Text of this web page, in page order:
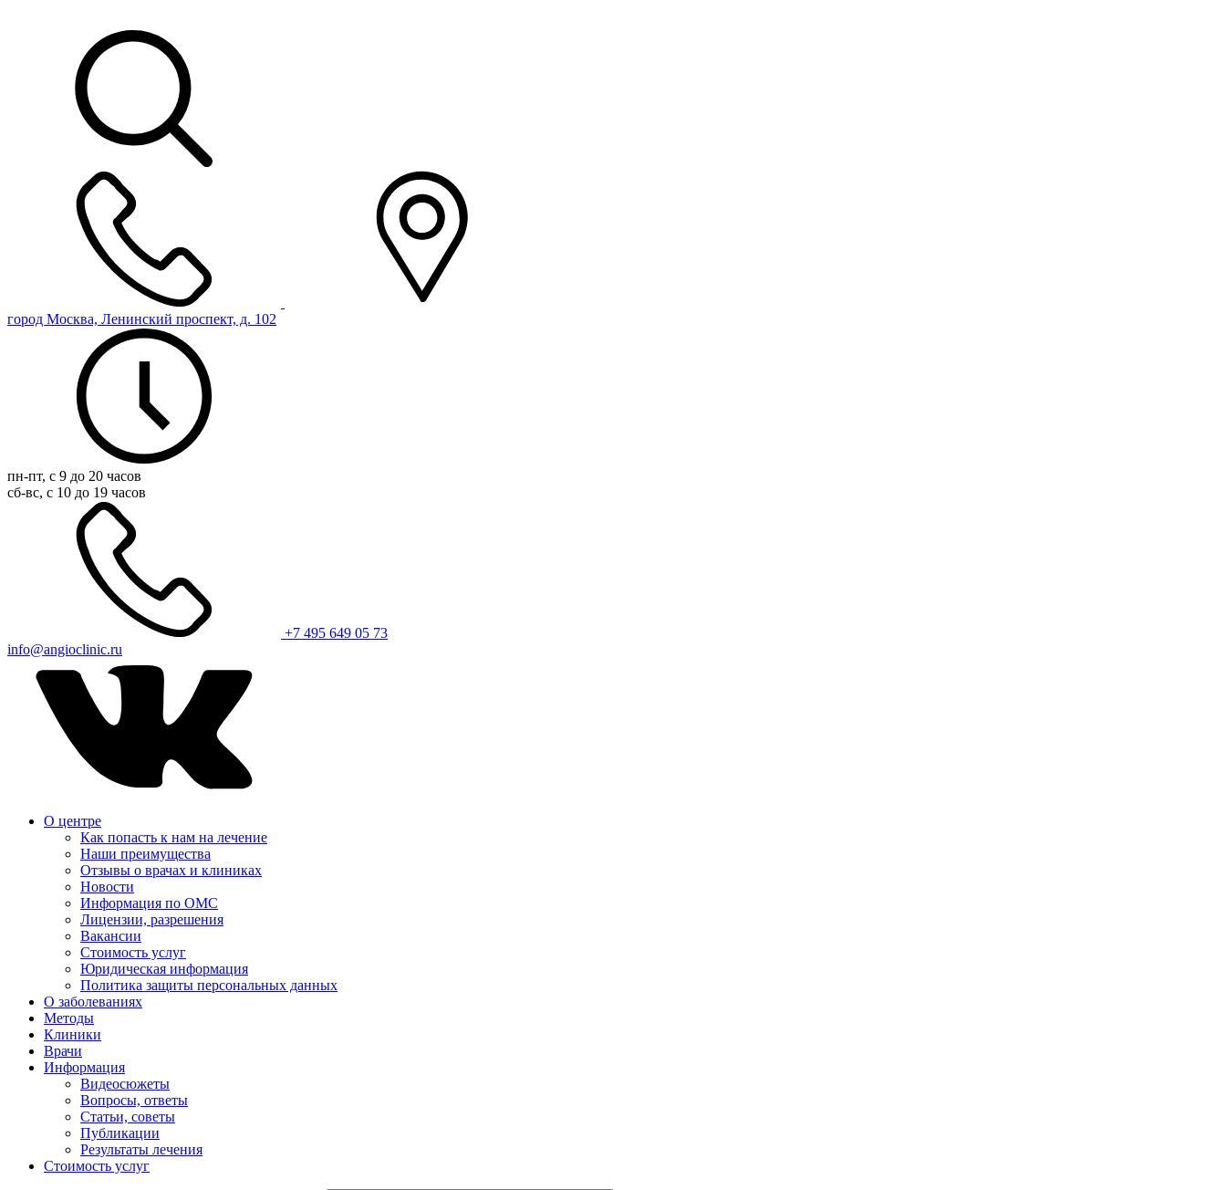
город Москва, Ленинский проспект, д. 102
пн-пт, с 9 до 20 часов
сб-вс, с 10 до 19 часов
+7 495 649 05 73
info@angioclinic.ru
О центре
Как попасть к нам на лечение
Наши преимущества
Отзывы о врачах и клиниках
Новости
Информация по ОМС
Лицензии, разрешения
Вакансии
Стоимость услуг
Юридическая информация
Политика защиты персональных данных
О заболеваниях
Методы
Клиники
Врачи
Информация
Видеосюжеты
Вопросы, ответы
Статьи, советы
Публикации
Результаты лечения
Стоимость услуг